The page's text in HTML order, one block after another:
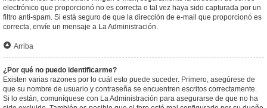
electrónico que proporcionó no es correcta o tal vez haya sido capturada por un
filtro anti-spam. Si está seguro de que la dirección de e-mail que proporcionó es
correcta, envíe un mensaje a La Administración.
Arriba
¿Por qué no puedo identificarme?
Existen varias razones por lo cuál esto puede suceder. Primero, asegúrese de
que su nombre de usuario y contraseña se encuentren escritos correctamente.
Si lo están, comuníquese con La Administración para asegurarse de que no ha